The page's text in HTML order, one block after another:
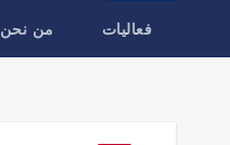
فعاليات من نحن